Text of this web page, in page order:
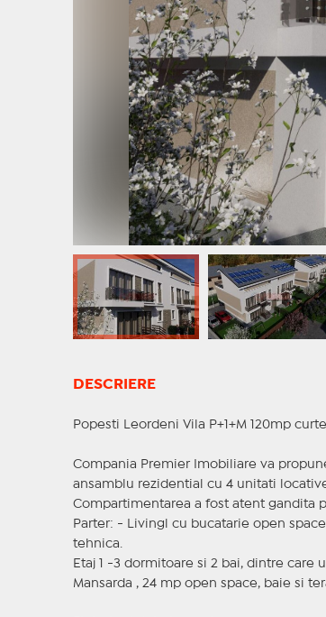
DESCRIERE
Popesti Leordeni Vila P+1+M 120mp curte
Compania Premier Imobiliare va
ansamblu rezidential cu 4 unitati
Compartimentarea a fost atent gandita
Parter: - Livingl cu bucatarie open
tehnica.
Etaj 1 -3 dormitoare si 2 bai, dintre care
Mansarda , 24 mp open space, baie si